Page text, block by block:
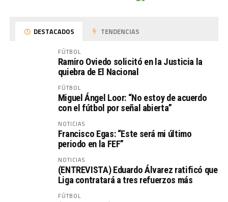
DESTACADOS TENDENCIAS
FÚTBOL
Ramiro Oviedo solicitó en la Justicia la
quiebra de El Nacional
FÚTBOL
Miguel Ángel Loor: “No estoy de acuerdo
con el fútbol por señal abierta”
NOTICIAS
Francisco Egas: “Este será mi último
periodo en la FEF”
NOTICIAS
(ENTREVISTA) Eduardo Álvarez ratificó que
Liga contratará a tres refuerzos más
FÚTBOL